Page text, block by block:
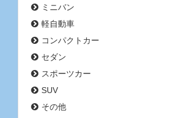
ミニバン
軽自動車
コンパクトカー
セダン
スポーツカー
SUV
その他